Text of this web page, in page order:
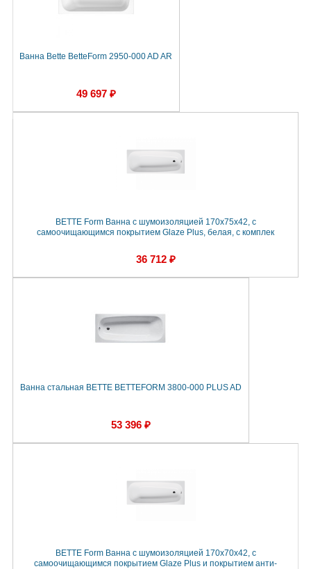
Ванна Bette BetteForm 2950-000 AD AR
49 697 ₽
BETTE Form Ванна с шумоизоляцией 170х75х42, с
самоочищающимся покрытием Glaze Plus, белая, с комплек
36 712 ₽
Ванна стальная BETTE BETTEFORM 3800-000 PLUS AD
53 396 ₽
BETTE Form Ванна с шумоизоляцией 170х70х42, с
самоочищающимся покрытием Glaze Plus и покрытием анти-